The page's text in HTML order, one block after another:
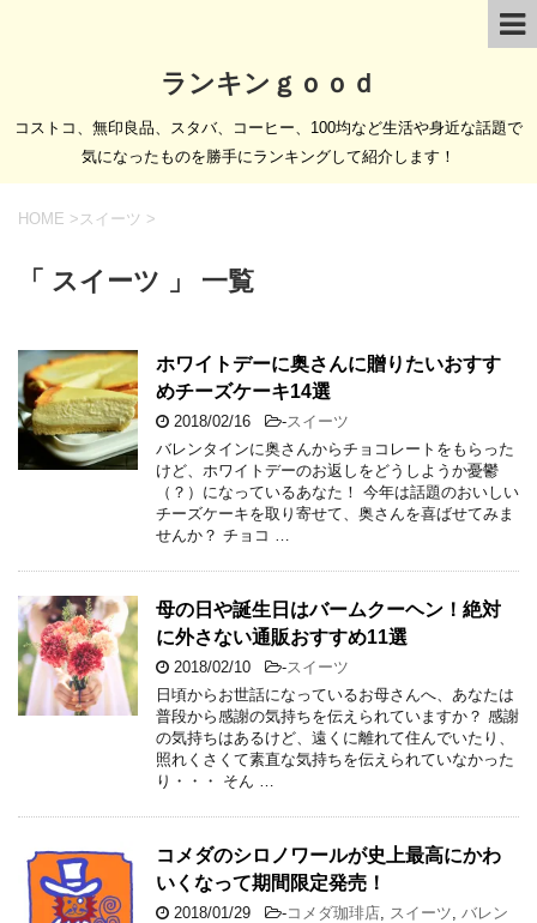
ランキンｇｏｏｄ
コストコ、無印良品、スタバ、コーヒー、100均など生活や身近な話題で
気になったものを勝手にランキングして紹介します！
HOME > スイーツ >
「 スイーツ 」 一覧
ホワイトデーに奥さんに贈りたいおすす
めチーズケーキ14選
2018/02/16 -スイーツ
バレンタインに奥さんからチョコレートをもらった
けど、ホワイトデーのお返しをどうしようか憂鬱
（？）になっているあなた！ 今年は話題のおいしい
チーズケーキを取り寄せて、奥さんを喜ばせてみま
せんか？ チョコ …
母の日や誕生日はバームクーヘン！絶対
に外さない通販おすすめ11選
2018/02/10 -スイーツ
日頃からお世話になっているお母さんへ、あなたは
普段から感謝の気持ちを伝えられていますか？ 感謝
の気持ちはあるけど、遠くに離れて住んでいたり、
照れくさくて素直な気持ちを伝えられていなかった
り・・・ そん …
コメダのシロノワールが史上最高にかわ
いくなって期間限定発売！
2018/01/29 -コメダ珈琲店 スイーツ
バレン